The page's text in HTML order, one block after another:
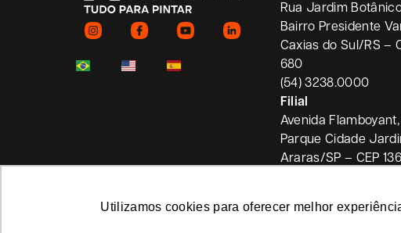
Utilizamos cookies para oferecer melhor
Rua Jardim
Bairro Presidente
Caxias do Sul/RS –
680
(54) 3238.0000
Filial
Avenida Flamboyant,
Parque Cidade
Araras/SP – CEP